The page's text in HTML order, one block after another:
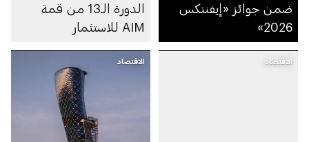
ضمن جوائز «إيفنتكس
2026»
الدورة الـ13 من قمة
AIM للاستثمار
الاقتصاد الاقتصاد